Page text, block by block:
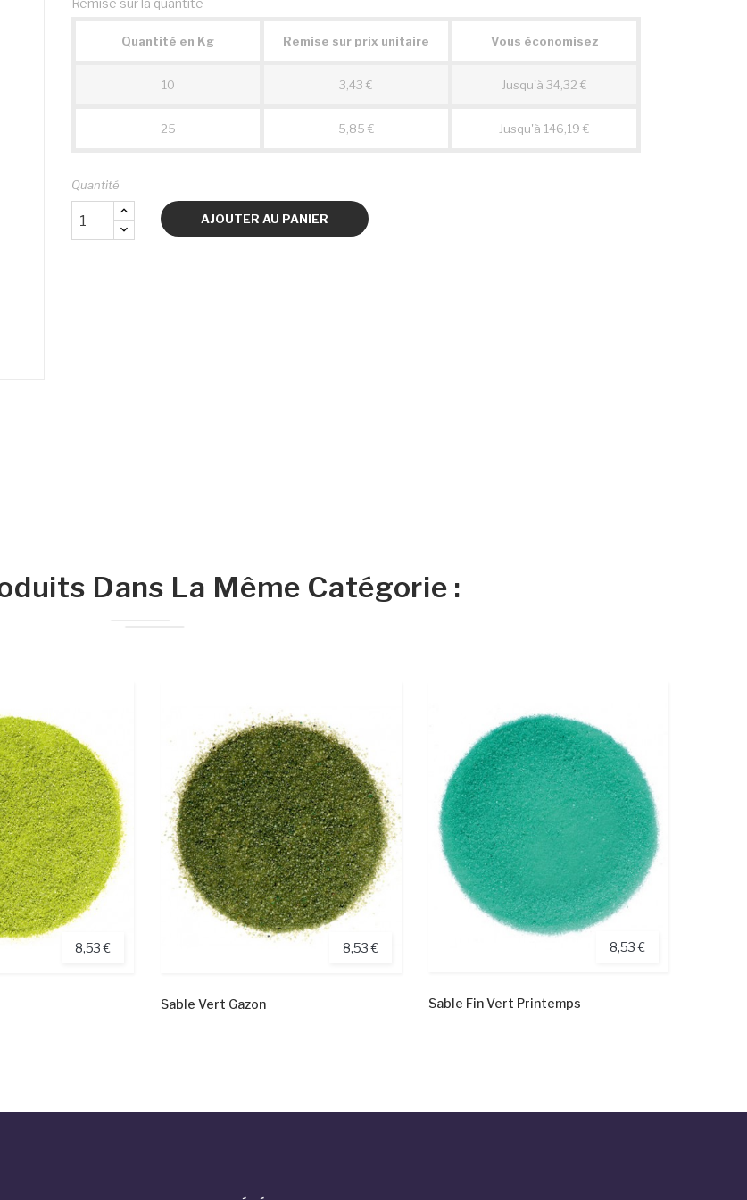
Remise sur la quantité
Quantité en Kg Remise sur prix unitaire Vous économisez
10 3,43 € Jusqu'à 34,32 €
25 5,85 € Jusqu'à 146,19 €
Quantité
AJOUTER AU PANIER
Dans La Même Catégorie :
8,53 € 8,53 €
Sable Vert Gazon
8,53 €
Sable Fin Vert Printemps